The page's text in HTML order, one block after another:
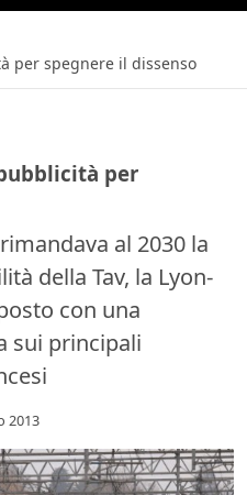
per spegnere il dissenso
per
al 2030 la
della Tav, la Lyon-
con una
sui principali
2013